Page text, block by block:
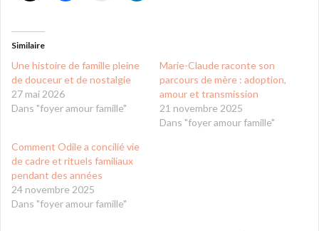
Similaire
Une histoire de famille pleine
de douceur et de nostalgie
27 mai 2026
Dans "foyer amour famille"
Marie-Claude raconte son
parcours de mère : adoption,
amour et transmission
21 novembre 2025
Dans "foyer amour famille"
Comment Odile a concilié vie
de cadre et rituels familiaux
pendant des années
24 novembre 2025
Dans "foyer amour famille"